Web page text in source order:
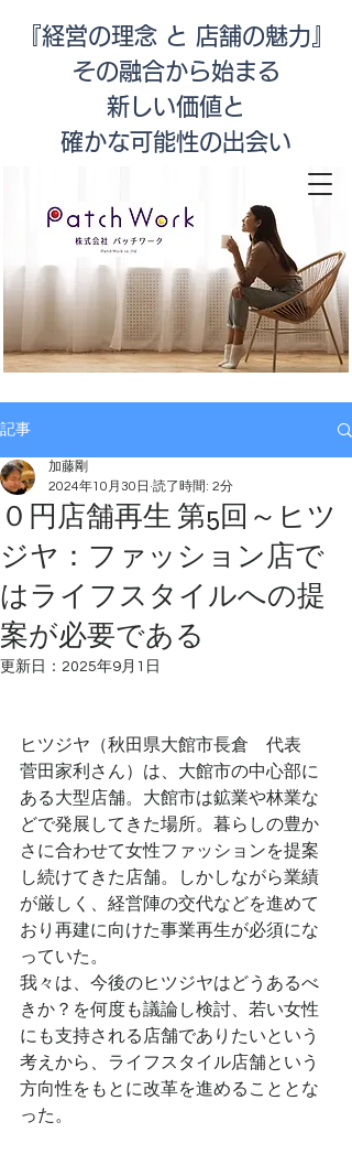
『経営の理念 と 店舗の魅力』
その融合から始まる
新しい価値と
​確かな可能性の出会い
記事
０円店舗再生 第5回～ヒツ
ジヤ：ファッション店で
はライフスタイルへの提
案が必要である
加藤剛
2024年10月30日 読了時間: 2分
更新日： 2025年9月1日
ヒツジヤ（秋田県大館市長倉　代表
菅田家利さん）は、大館市の中心部に
ある大型店舗。大館市は鉱業や林業な
どで発展してきた場所。暮らしの豊か
さに合わせて女性ファッションを提案
し続けてきた店舗。しかしながら業績
が厳しく、経営陣の交代などを進めて
おり再建に向けた事業再生が必須にな
っていた。
我々は、今後のヒツジヤはどうあるべ
きか？を何度も議論し検討、若い女性
にも支持される店舗でありたいという
考えから、ライフスタイル店舗という
方向性をもとに改革を進めることとな
った。